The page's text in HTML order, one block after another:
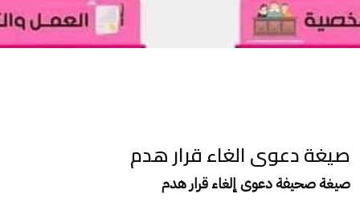
صيغة دعوى الغاء قرار هدم
صيغة صحيفة دعوى إلغاء قرار هدم